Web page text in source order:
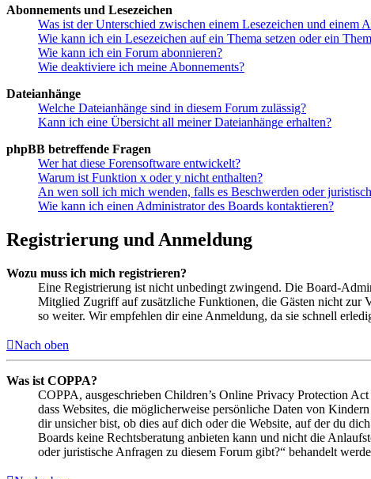
Abonnements und Lesezeichen
Was ist der Unterschied zwischen einem Lesezeichen und einem
Wie kann ich ein Lesezeichen auf ein Thema setzen oder ein
Wie kann ich ein Forum abonnieren?
Wie deaktiviere ich meine Abonnements?
Dateianhänge
Welche Dateianhänge sind in diesem Forum zulässig?
Kann ich eine Übersicht all meiner Dateianhänge erhalten?
phpBB betreffende Fragen
Wer hat diese Forensoftware entwickelt?
Warum ist Funktion x oder y nicht enthalten?
An wen soll ich mich wenden, falls es Beschwerden oder
Wie kann ich einen Administrator des Boards kontaktieren?
Registrierung und Anmeldung
Wozu muss ich mich registrieren?
Eine Registrierung ist nicht unbedingt zwingend. Die Board-
Mitglied Zugriff auf zusätzliche Funktionen, die Gästen nicht zur
so weiter. Wir empfehlen dir eine Anmeldung, da sie schnell
Nach oben
Was ist COPPA?
COPPA, ausgeschrieben Children’s Online Privacy Protection
dass Websites, die möglicherweise persönliche Daten von
dir unsicher bist, ob dies auf dich oder die Website, auf der du
Boards keine Rechtsberatung anbieten kann und nicht die
oder juristische Anfragen zu diesem Forum gibt?“ behandelt